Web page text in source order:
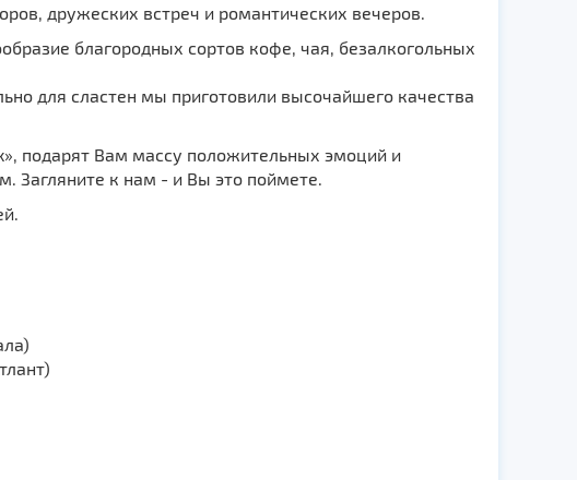
дружеских встреч и романтических вечеров.
благородных сортов кофе, чая, безалкогольных
для сластен мы приготовили высочайшего качества
подарят Вам массу положительных эмоций и
Загляните к нам - и Вы это поймете.